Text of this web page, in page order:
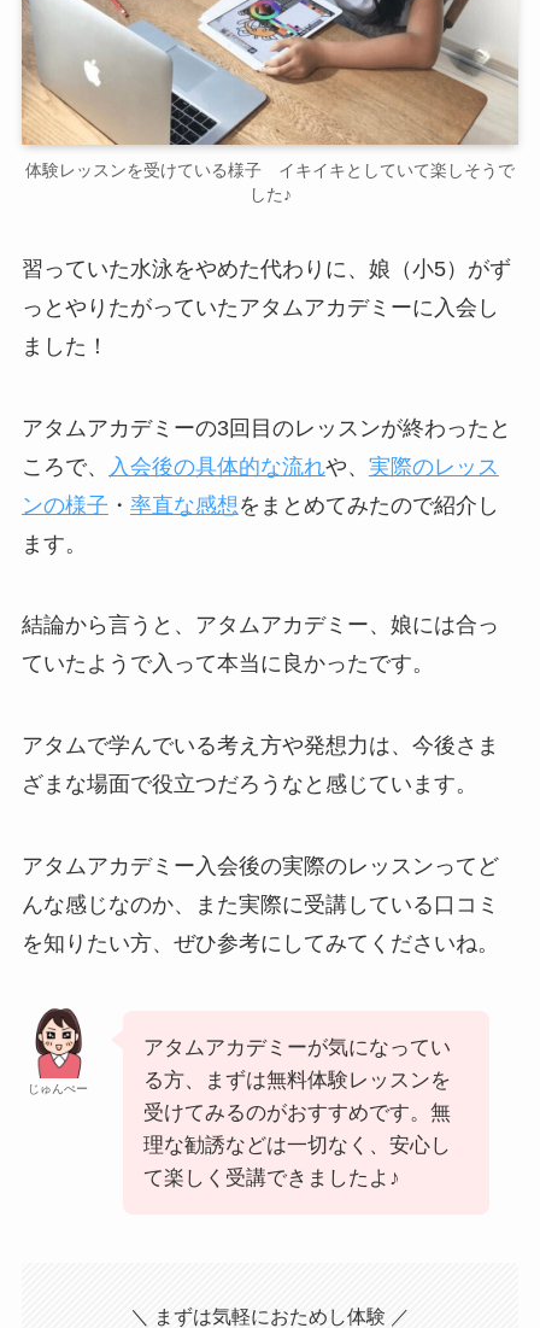
体験レッスンを受けている様子 イキイキとしていて楽しそうで
した♪
習っていた水泳をやめた代わりに、娘（小5）がず
っとやりたがっていたアタムアカデミーに入会し
ました！
アタムアカデミーの3回目のレッスンが終わったと
ころで、
入会後の具体的な流れや、 実際のレッス
ンの様子 ・ 率直な感想 をまとめてみたので紹介し
ます。
結論から言うと、アタムアカデミー、娘には合っ
ていたようで入って本当に良かったです。
アタムで学んでいる考え方や発想力は、今後さま
ざまな場面で役立つだろうなと感じています。
アタムアカデミー入会後の実際のレッスンってど
んな感じなのか、また実際に受講している口コミ
を知りたい方、ぜひ参考にしてみてくださいね。
じゅんぺー
アタムアカデミーが気になってい
る方、まずは無料体験レッスンを
受けてみるのがおすすめです。無
理な勧誘などは一切なく、安心し
て楽しく受講できましたよ♪
＼ まずは気軽におためし体験 ／